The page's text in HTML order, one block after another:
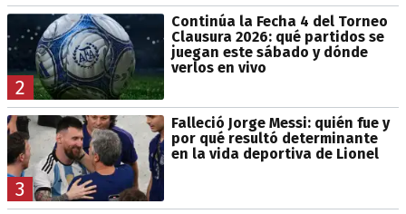
2
Continúa la Fecha 4 del Torneo
Clausura 2026: qué partidos se
juegan este sábado y dónde
verlos en vivo
3
Falleció Jorge Messi: quién fue y
por qué resultó determinante
en la vida deportiva de Lionel